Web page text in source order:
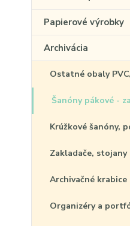
Papierové výrobky
Archivácia
Ostatné obaly
Šanóny pákové -
Krúžkové šanóny,
Zakladače, stojany
Archivačné krabice
Organizéry a